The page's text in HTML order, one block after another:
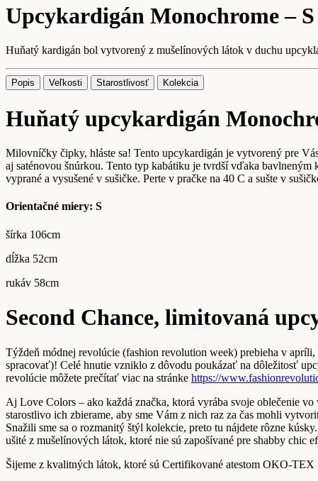
Upcykardigán Monochrome – S
Huňatý kardigán bol vytvorený z mušelínových látok v duchu
Popis Veľkosti Starostlivosť Kolekcia
Huňatý upcykardigán
Milovníčky čipky, hláste sa! Tento upcykardigán je vytvorený pre
aj saténovou šnúrkou. Tento typ kabátiku je tvrdší vďaka
vyprané a vysušené v sušičke. Perte v pračke na 40 C a sušte v
Orientačné miery: S
šírka 106cm
dĺžka 52cm
rukáv 58cm
Second Chance, limitovaná
Týždeň módnej revolúcie (fashion revolution week) prebieha v
spracovať)! Celé hnutie vzniklo z dôvodu poukázať na dôležitosť
revolúcie môžete prečítať viac na stránke https://
Aj Love Colors – ako každá značka, ktorá vyrába svoje oblečenie
starostlivo ich zbierame, aby sme Vám z nich raz za čas mohli
Snažili sme sa o rozmanitý štýl kolekcie, preto tu nájdete rôzne
ušité z mušelínových látok, ktoré nie sú zapošívané pre shabby chic
Šijeme z kvalitných látok, ktoré sú Certifikované atestom OKO-